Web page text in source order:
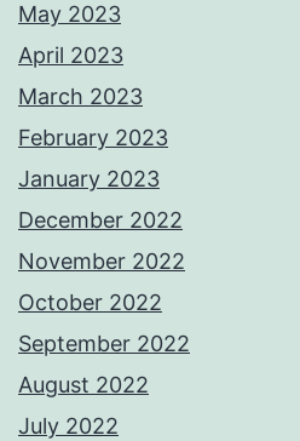
May 2023
April 2023
March 2023
February 2023
January 2023
December 2022
November 2022
October 2022
September 2022
August 2022
July 2022